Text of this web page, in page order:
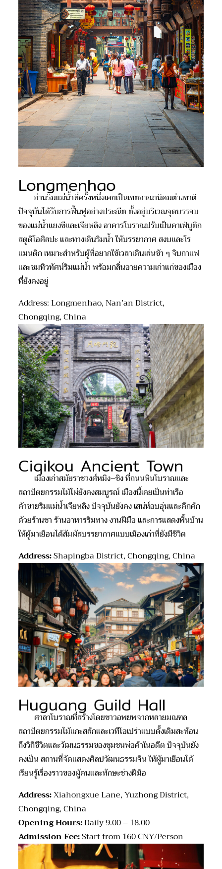
Longmenhao
ย่านริมแม่น้ำที่ครั้งหนึ่งเคยเป็นเขตอาณานิคมต่างชาติ
ปัจจุบันได้รับการฟื้นฟูอย่างประณีต ตั้งอยู่บริเวณจุดบรรจบ
ของแม่น้ำแยงซีและเจียหลิง อาคารโบราณปรับเป็นคาเฟ่บูติก
สตูดิโอศิลปะ และทางเดินริมน้ำ ให้บรรยากาศ สงบและโร
แมนติก เหมาะสำหรับผู้ที่อยากใช้เวลาเดินเล่นช้า ๆ จิบกาแฟ
และชมทิวทัศน์ริมแม่น้ำ พร้อมกลิ่นอายความเก่าแก่ของเมือง
ที่ยังคงอยู่
Address: Longmenhao, Nan’an District,
Chongqing, China
Ciqikou Ancient Town
เมืองเก่าสมัยราชวงศ์หมิง–ชิง ที่ถนนหินโบราณและ
สถาปัตยกรรมไม้ไผ่ยังคงสมบูรณ์ เมืองนี้เคยเป็นท่าเรือ
ค้าขายริมแม่น้ำเจียหลิง ปัจจุบันยังคง เสน่ห์อบอุ่นและคึกคัก
ด้วยร้านชา ร้านอาหารริมทาง งานฝีมือ และการแสดงพื้นบ้าน
ให้ผู้มาเยือนได้สัมผัสบรรยากาศแบบเมืองเก่าที่ยังมีชีวิต
Address:Shapingba District, Chongqing, China
Huguang Guild Hall
ศาลาโบราณที่สร้างโดยชาวอพยพจากหลายมณฑล
สถาปัตยกรรมไม้แกะสลักและเวทีโอเปร่าแบบดั้งเดิมสะท้อน
ถึงวิถีชีวิตและวัฒนธรรมของชุมชนพ่อค้าในอดีต ปัจจุบันยัง
คงเป็น สถานที่จัดแสดงศิลปวัฒนธรรมจีน ให้ผู้มาเยือนได้
เรียนรู้เรื่องราวของผู้คนและทักษะช่างฝีมือ
Address:Xiahongxue Lane, Yuzhong District,
Chongqing, China
Opening Hours:Daily 9.00 – 18.00
Admission Fee:Start from 160 CNY/Person